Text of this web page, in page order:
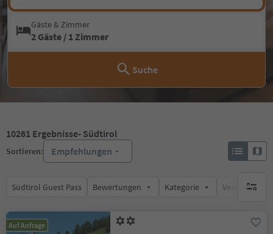
Gäste & Zimmer
2 Gäste / 1 Zimmer
Suche
10261 Ergebnisse- Südtirol
Sortieren: Empfehlungen
Südtirol Guest Pass Bewertungen Kategorie keine
Auf Anfrage